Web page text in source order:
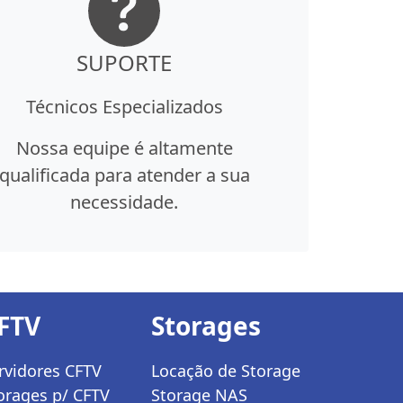
SUPORTE
Técnicos Especializados
Nossa equipe é altamente
qualificada para atender a sua
necessidade.
CFTV
p/ CFTV
Storages
Locação de Storage
Storage NAS